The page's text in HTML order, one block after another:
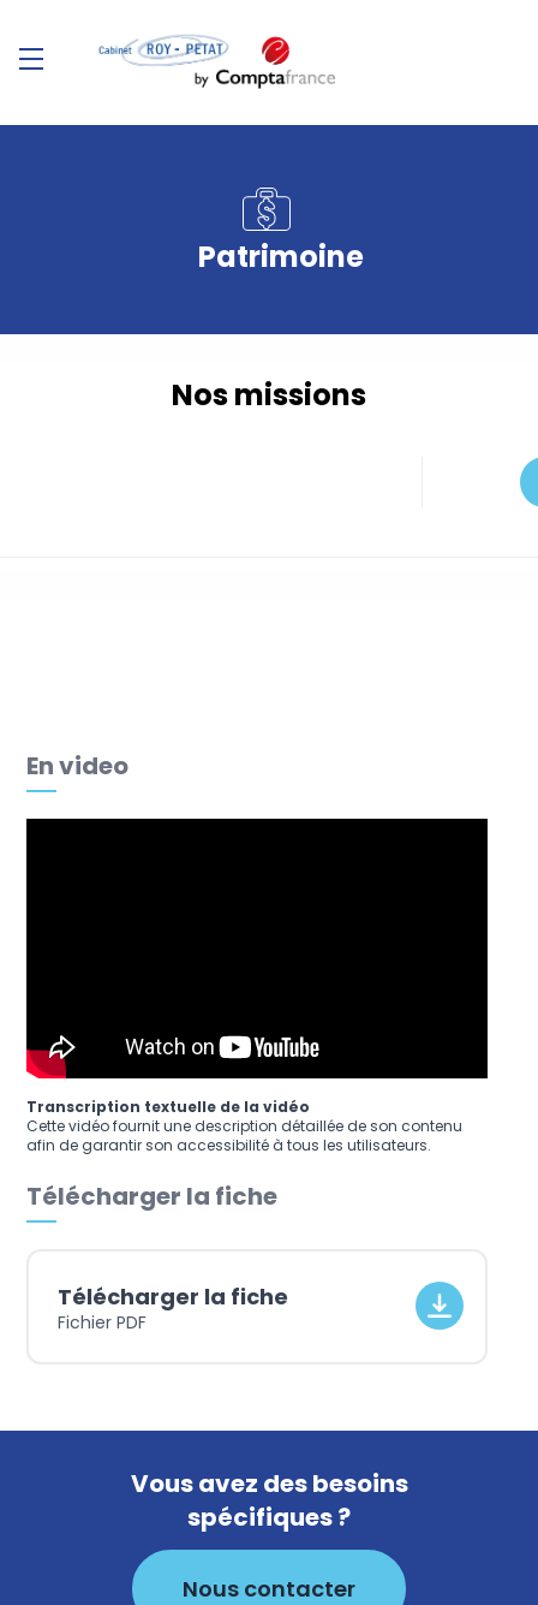
Patrimoine
Nos missions
En video
Transcription textuelle de la vidéo
Cette vidéo fournit une description détaillée de son contenu
afin de garantir son accessibilité à tous les utilisateurs.
Télécharger la fiche
Télécharger la fiche
Fichier PDF
Vous avez des besoins
spécifiques ?
Nous contacter